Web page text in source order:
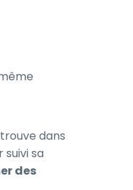
dans
sa
des